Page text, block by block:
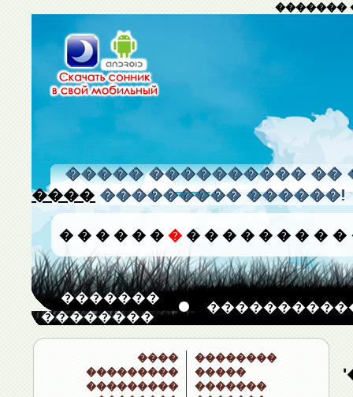
�������
����� ���������� ��
���� ��������� ������!
� � � � � � � � � � � � � � � �
�������
��������
����
���������
���������
��������
�����
�������